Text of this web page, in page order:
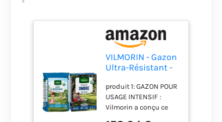
VILMORIN - Gazon
Ultra-Résistant -
pousses dès 2
semaines - Pour
terrains de sport,
de jeux ou zones
produit 1: GAZON POUR
USAGE INTENSIF :
Vilmorin a conçu ce